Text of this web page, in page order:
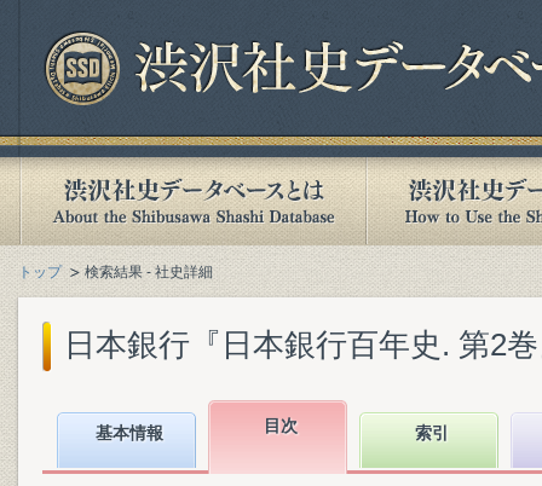
トップ 検索結果 - 社史詳細
日本銀行『日本銀行百年史. 第2
基本情報 目次 索引